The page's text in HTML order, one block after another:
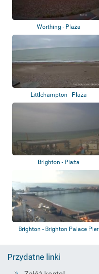
Worthing - Plaża
Littlehampton - Plaża
Brighton - Plaża
Brighton - Brighton Palace Pier
Przydatne linki